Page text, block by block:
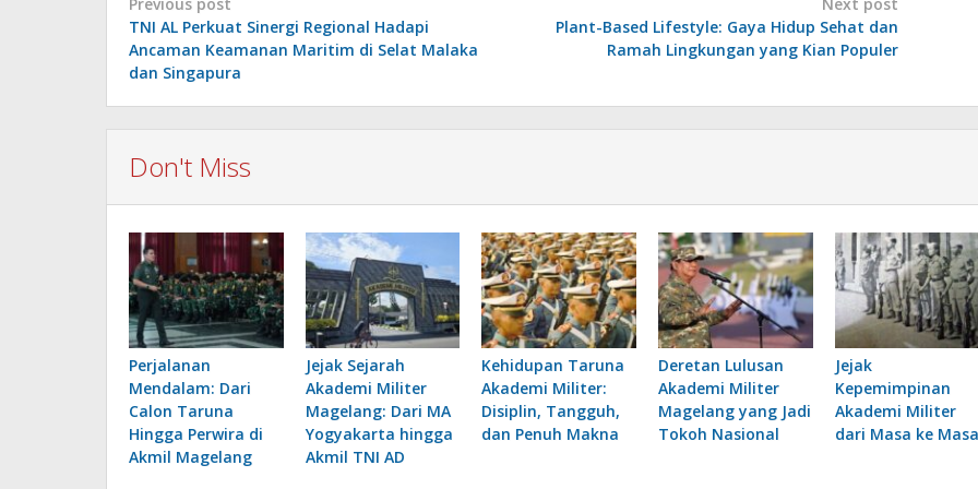
navigation
TNI AL Perkuat Sinergi Regional Hadapi
Ancaman Keamanan Maritim di Selat Malaka
dan Singapura
Plant-Based Lifestyle: Gaya Hidup Sehat dan
Ramah Lingkungan yang Kian Populer
Don't Miss
Perjalanan
Mendalam: Dari
Calon Taruna
Hingga Perwira di
Akmil Magelang
Jejak Sejarah
Akademi Militer
Magelang: Dari MA
Yogyakarta hingga
Akmil TNI AD
Kehidupan Taruna
Akademi Militer:
Disiplin, Tangguh,
dan Penuh Makna
Deretan Lulusan
Akademi Militer
Magelang yang Jadi
Tokoh Nasional
Jejak
Kepemimpinan
Akademi Militer
dari Masa ke Masa